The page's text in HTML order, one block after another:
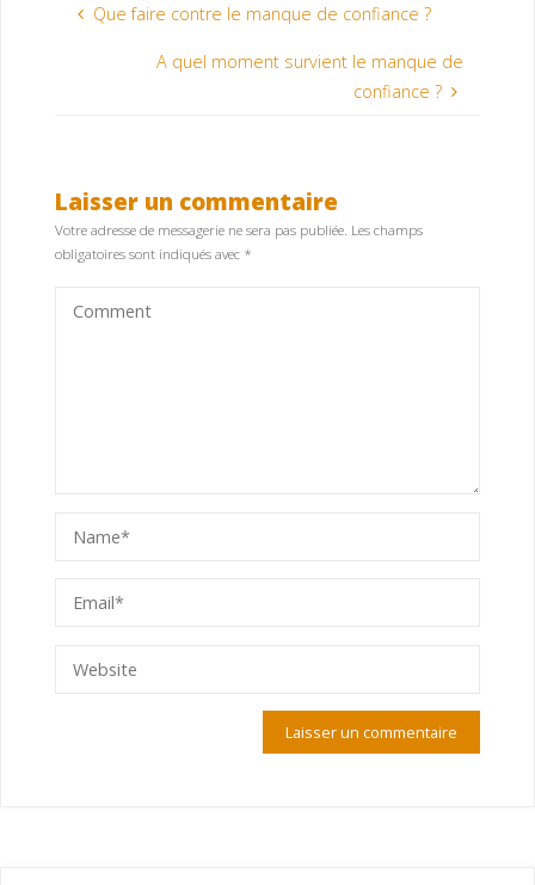
Que faire contre le manque de confiance ?
A quel moment survient le manque de
confiance ?
Laisser un commentaire
Votre adresse de messagerie ne sera pas publiée. Les champs
obligatoires sont indiqués avec *